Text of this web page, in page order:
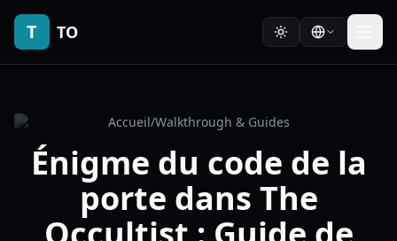
T TO
Accueil/Walkthrough & Guides
Énigme du code de la
porte dans The